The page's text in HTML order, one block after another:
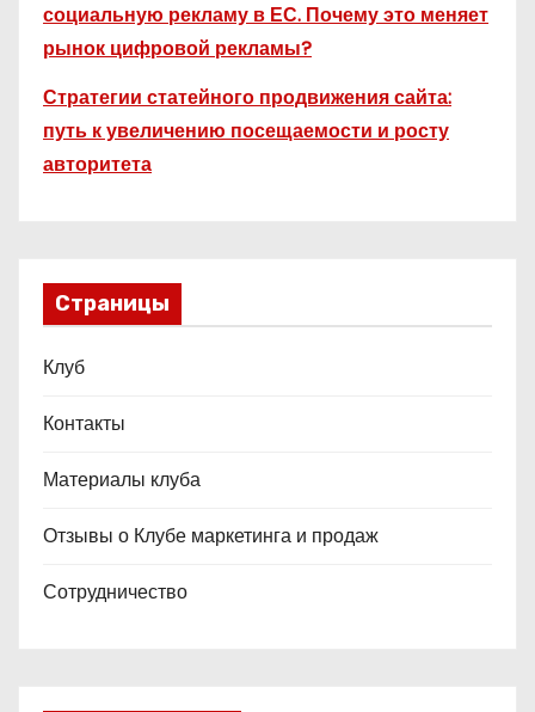
социальную рекламу в ЕС. Почему это меняет
рынок цифровой рекламы?
Стратегии статейного продвижения сайта:
путь к увеличению посещаемости и росту
авторитета
Страницы
Клуб
Контакты
Материалы клуба
Отзывы о Клубе маркетинга и продаж
Сотрудничество